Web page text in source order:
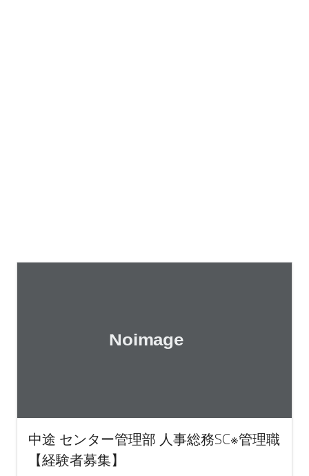
中途 センター管理部 人事総務SC※管理職
【経験者募集】